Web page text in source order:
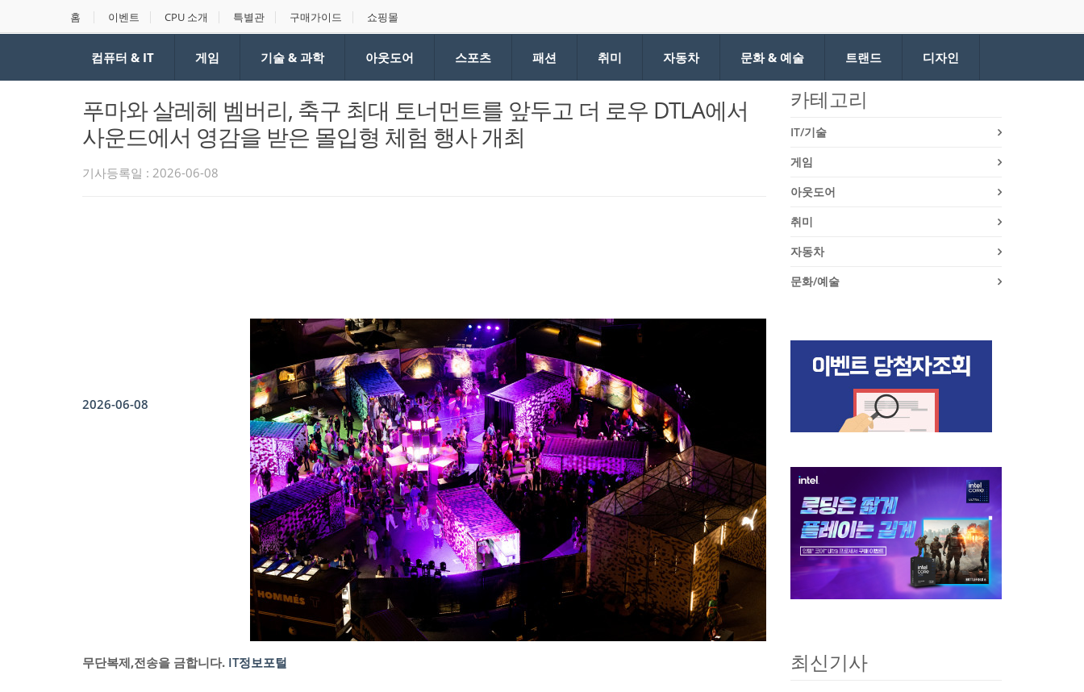
홈 이벤트 CPU 소개 특별관 구매가이드 쇼핑몰
컴퓨터 & IT 게임 기술 & 과학 아웃도어 스포츠 패션 취미 자동차 문화 & 예술 트랜드 디자인
푸마와 살레헤 벰버리, 축구 최대 토너먼트를 앞두고 더 로우 DTLA에서
사운드에서 영감을 받은 몰입형 체험 행사 개최
기사등록일 : 2026-06-08
2026-06-08
무단복제,전송을 금합니다. IT정보포털
카테고리
IT/기술
게임
아웃도어
취미
자동차
문화/예술
최신기사